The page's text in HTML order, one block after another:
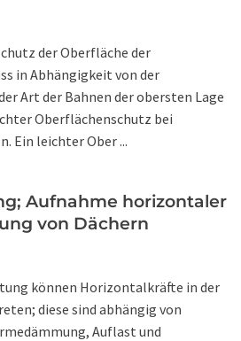
der Oberfläche der
in Abhängigkeit von der
Art der Bahnen der obersten Lage
Oberflächenschutz bei
Ein leichter Ober ...
Aufnahme horizontaler
von Dächern
können Horizontalkräfte in der
diese sind abhängig von
Auflast und